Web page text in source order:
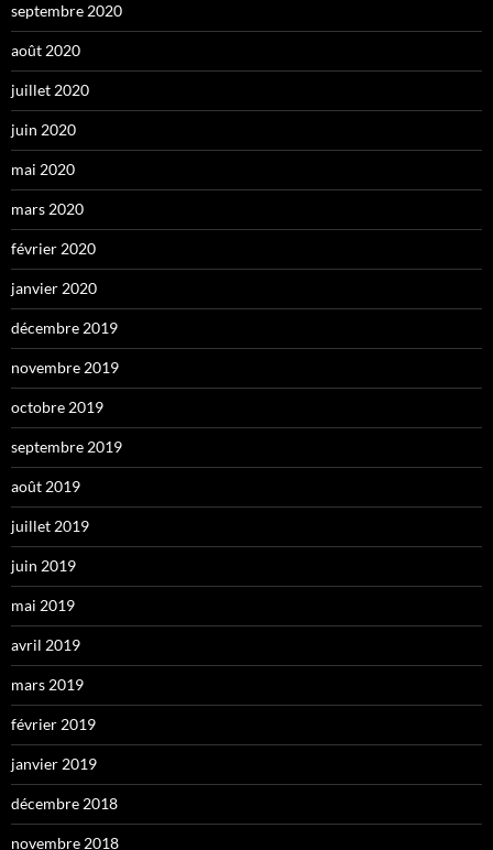
septembre 2020
août 2020
juillet 2020
juin 2020
mai 2020
mars 2020
février 2020
janvier 2020
décembre 2019
novembre 2019
octobre 2019
septembre 2019
août 2019
juillet 2019
juin 2019
mai 2019
avril 2019
mars 2019
février 2019
janvier 2019
décembre 2018
novembre 2018